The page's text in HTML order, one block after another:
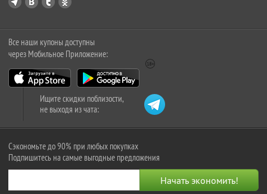
Все наши купоны доступны
через Мобильное Приложение:
Ищите скидки поблизости,
не выходя из чата:
Сэкономьте до 90% при любых покупках
Подпишитесь на самые выгодные предложения